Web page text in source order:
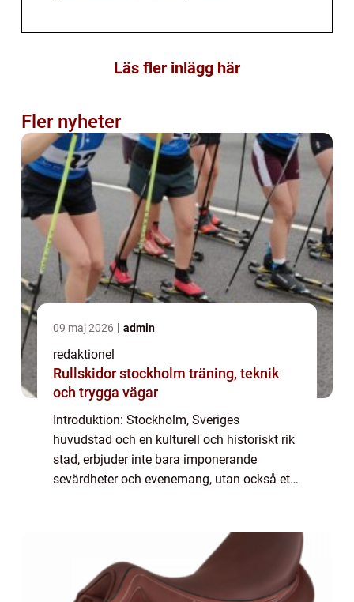
Läs fler inlägg här
Fler nyheter
09 maj 2026 admin
redaktionel
Rullskidor stockholm träning, teknik
och trygga vägar
Introduktion: Stockholm, Sveriges
huvudstad och en kulturell och historiskt rik
stad, erbjuder inte bara imponerande
sevärdheter och evenemang, utan också ett